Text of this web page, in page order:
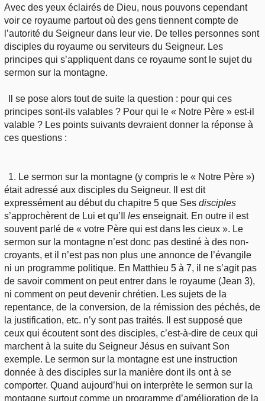
Avec des yeux éclairés de Dieu, nous pouvons cependant
voir ce royaume partout où des gens tiennent compte de
l’autorité du Seigneur dans leur vie. De telles personnes sont
disciples du royaume ou serviteurs du Seigneur. Les
principes qui s’appliquent dans ce royaume sont le sujet du
sermon sur la montagne.
Il se pose alors tout de suite la question : pour qui ces
principes sont-ils valables ? Pour qui le « Notre Père » est-il
valable ? Les points suivants devraient donner la réponse à
ces questions :
1. Le sermon sur la montagne (y compris le « Notre Père »)
était adressé aux disciples du Seigneur. Il est dit
expressément au début du chapitre 5 que Ses disciples
s’approchèrent de Lui et qu’Il les enseignait. En outre il est
souvent parlé de « votre Père qui est dans les cieux ». Le
sermon sur la montagne n’est donc pas destiné à des non-
croyants, et il n’est pas non plus une annonce de l’évangile
ni un programme politique. En Matthieu 5 à 7, il ne s’agit pas
de savoir comment on peut entrer dans le royaume (Jean 3),
ni comment on peut devenir chrétien. Les sujets de la
repentance, de la conversion, de la rémission des péchés, de
la justification, etc. n’y sont pas traités. Il est supposé que
ceux qui écoutent sont des disciples, c’est-à-dire de ceux qui
marchent à la suite du Seigneur Jésus en suivant Son
exemple. Le sermon sur la montagne est une instruction
donnée à des disciples sur la manière dont ils ont à se
comporter. Quand aujourd’hui on interprète le sermon sur la
montagne surtout comme un programme d’amélioration de la